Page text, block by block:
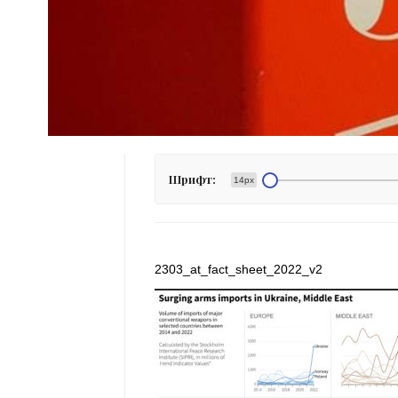
Шрифт: 14px
2303_at_fact_sheet_2022_v2